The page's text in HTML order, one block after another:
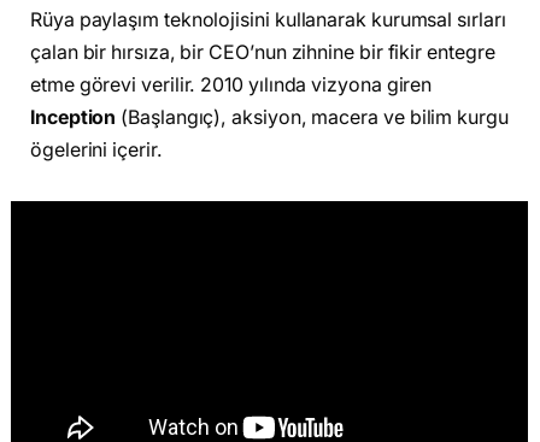
Rüya paylaşım teknolojisini kullanarak kurumsal sırları
çalan bir hırsıza, bir CEO’nun zihnine bir fikir entegre
etme görevi verilir. 2010 yılında vizyona giren
Inception (Başlangıç), aksiyon, macera ve bilim kurgu
ögelerini içerir.